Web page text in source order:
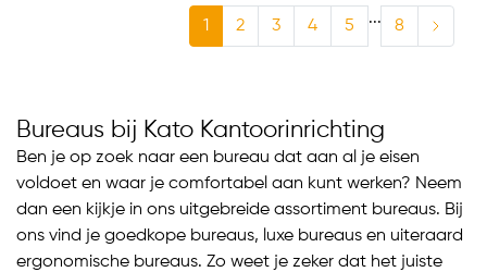
1 2 3 4 5 ... 8
Bureaus bij Kato Kantoorinrichting
Ben je op zoek naar een bureau dat aan al je eisen
voldoet en waar je comfortabel aan kunt werken? Neem
dan een kijkje in ons uitgebreide assortiment bureaus. Bij
ons vind je goedkope bureaus, luxe bureaus en uiteraard
ergonomische bureaus. Zo weet je zeker dat het juiste